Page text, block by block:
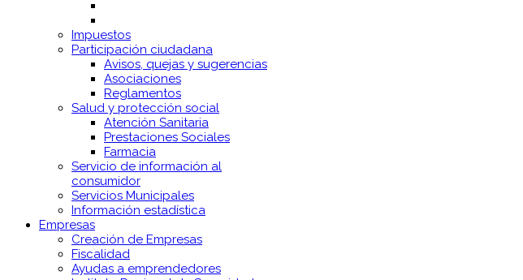
Impuestos
Participación ciudadana
Avisos, quejas y sugerencias
Asociaciones
Reglamentos
Salud y protección social
Atención Sanitaria
Prestaciones Sociales
Farmacia
Servicio de información al
consumidor
Servicios Municipales
Información estadística
Empresas
Creación de Empresas
Fiscalidad
Ayudas a emprendedores